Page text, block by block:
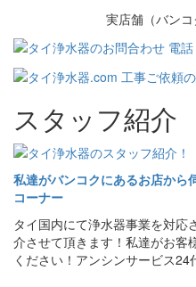
実店舗（バンコ
スタッフ紹介
私達がバンコクにあるお店か
コーナー
タイ国内にて浄水器事業を対応
介させて頂きます！私達がお客
ください！アンシンサービス24